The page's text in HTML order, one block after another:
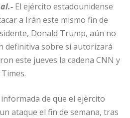
ai
l
m
p
ar
ti
El ejército estadounidense
a Irán este mismo fin de
Donald Trump, aún no
definitiva sobre si autorizará
este jueves la cadena CNN y
de que el ejército
ataque el fin de semana, tras